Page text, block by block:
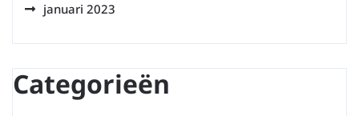
januari 2023
Categorieën